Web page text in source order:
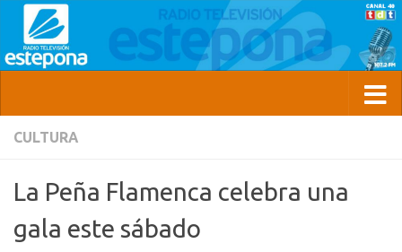
CULTURA
La Peña Flamenca celebra una
gala este sábado